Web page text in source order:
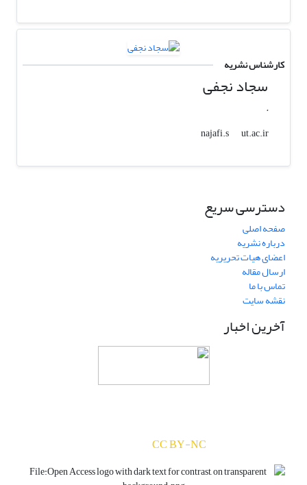
کارشناس نشریه
سجاد نجفی
.
najafi.s
ut.ac.ir
دسترسی سریع
صفحه اصلی
درباره نشریه
اعضای هیات تحریریه
ارسال مقاله
تماس با ما
نقشه سایت
آخرین اخبار
CC BY-NC